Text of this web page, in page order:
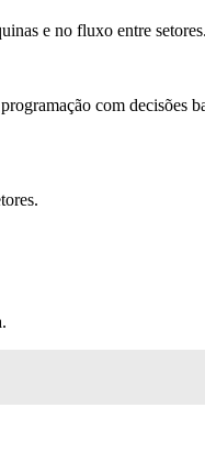
e no fluxo entre setores.
com decisões